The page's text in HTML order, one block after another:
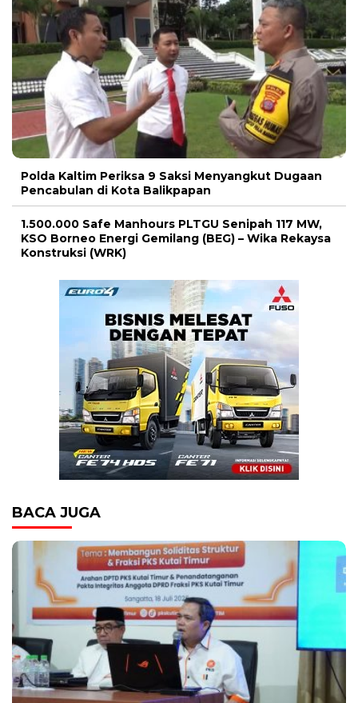
Polda Kaltim Periksa 9 Saksi Menyangkut Dugaan
Pencabulan di Kota Balikpapan
1.500.000 Safe Manhours PLTGU Senipah 117 MW,
KSO Borneo Energi Gemilang (BEG) – Wika Rekaysa
Konstruksi (WRK)
BACA JUGA